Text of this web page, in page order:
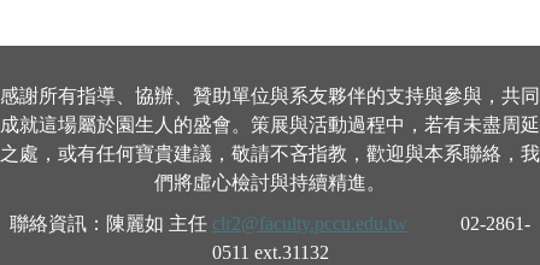
感謝所有指導、協辦、贊助單位與系友夥伴的支持與參與，共同
成就這場屬於園生人的盛會。策展與活動過程中，若有未盡周延
之處，或有任何寶貴建議，敬請不吝指教，歡迎與本系聯絡，我
們將虛心檢討與持續精進。
聯絡資訊：陳麗如 主任 clr2@faculty.pccu.edu.tw
02-2861-
0511 ext.31132